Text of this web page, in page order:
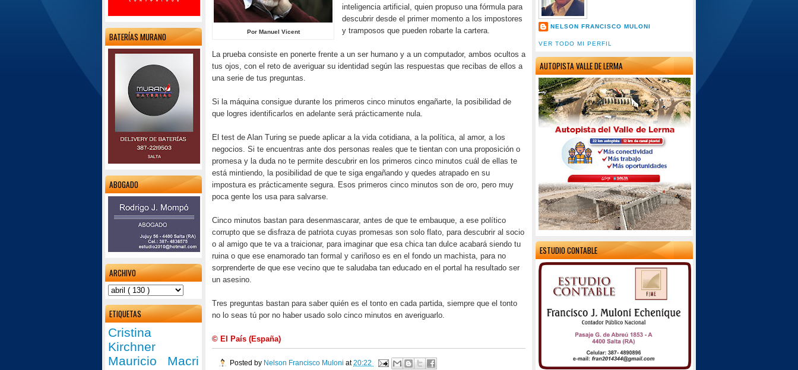
NELSON FRANCISCO MULONI
VER TODO MI PERFIL
AUTOPISTA VALLE DE LERMA
ESTUDIO CONTABLE
Por Manuel Vicent
inteligencia artificial, quien propuso una fórmula para
descubrir desde el primer momento a los impostores
y tramposos que pueden robarte la cartera.
La prueba consiste en ponerte frente a un ser humano y a un computador, ambos ocultos a
tus ojos, con el reto de averiguar su identidad según las respuestas que recibas de ellos a
una serie de tus preguntas.
Si la máquina consigue durante los primeros cinco minutos engañarte, la posibilidad de
que logres identificarlos en adelante será prácticamente nula.
El test de Alan Turing se puede aplicar a la vida cotidiana, a la política, al amor, a los
negocios. Si te encuentras ante dos personas reales que te tientan con una proposición o
promesa y la duda no te permite descubrir en los primeros cinco minutos cuál de ellas te
está mintiendo, la posibilidad de que te siga engañando y quedes atrapado en su
impostura es prácticamente segura. Esos primeros cinco minutos son de oro, pero muy
poca gente los usa para salvarse.
Cinco minutos bastan para desenmascarar, antes de que te embauque, a ese político
corrupto que se disfraza de patriota cuyas promesas son solo flato, para descubrir al socio
o al amigo que te va a traicionar, para imaginar que esa chica tan dulce acabará siendo tu
ruina o que ese enamorado tan formal y cariñoso es en el fondo un machista, para no
sorprenderte de que ese vecino que te saludaba tan educado en el portal ha resultado ser
un asesino.
Tres preguntas bastan para saber quién es el tonto en cada partida, siempre que el tonto
no lo seas tú por no haber usado solo cinco minutos en averiguarlo.
© El País (España)
Posted by Nelson Francisco Muloni at20:22
BATERÍAS MURANO
ABOGADO
ARCHIVO
ETIQUETAS
Cristina
Kirchner
Mauricio Macri